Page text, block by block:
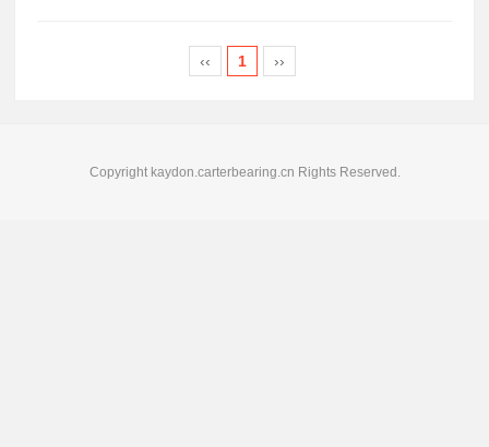
‹‹ 1 ››
Copyright kaydon.carterbearing.cn Rights Reserved.